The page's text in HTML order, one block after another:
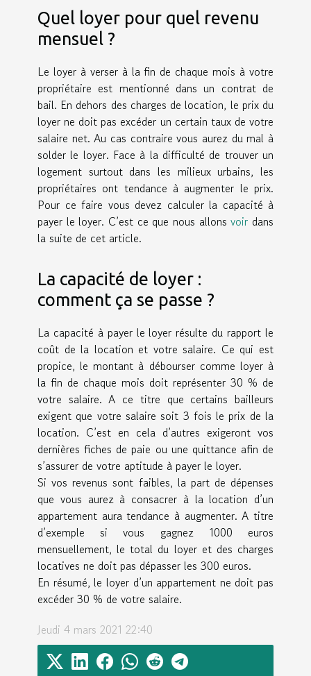
Quel loyer pour quel revenu
mensuel ?
Le loyer à verser à la fin de chaque mois à votre
propriétaire est mentionné dans un contrat de
bail. En dehors des charges de location, le prix du
loyer ne doit pas excéder un certain taux de votre
salaire net. Au cas contraire vous aurez du mal à
solder le loyer. Face à la difficulté de trouver un
logement surtout dans les milieux urbains, les
propriétaires ont tendance à augmenter le prix.
Pour ce faire vous devez calculer la capacité à
payer le loyer. C’est ce que nous allonsvoir dans
la suite de cet article.
La capacité de loyer :
comment ça se passe ?
La capacité à payer le loyer résulte du rapport le
coût de la location et votre salaire. Ce qui est
propice, le montant à débourser comme loyer à
la fin de chaque mois doit représenter 30 % de
votre salaire. A ce titre que certains bailleurs
exigent que votre salaire soit 3 fois le prix de la
location. C’est en cela d’autres exigeront vos
dernières fiches de paie ou une quittance afin de
s’assurer de votre aptitude à payer le loyer.
Si vos revenus sont faibles, la part de dépenses
que vous aurez à consacrer à la location d’un
appartement aura tendance à augmenter. A titre
d’exemple si vous gagnez 1000 euros
mensuellement, le total du loyer et des charges
locatives ne doit pas dépasser les 300 euros.
En résumé, le loyer d’un appartement ne doit pas
excéder 30 % de votre salaire.
Jeudi 4 mars 2021 22:40